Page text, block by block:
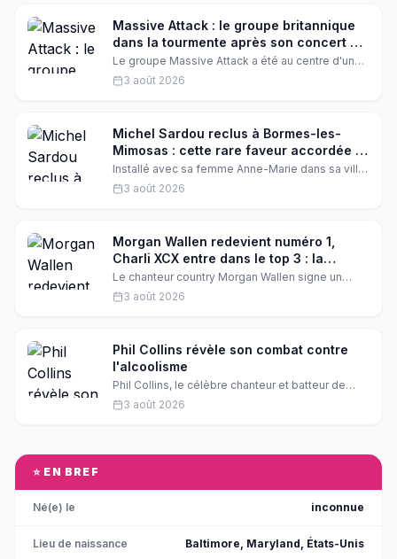
remplace. Une décision choc qui secoue la
scène indie rock.
Massive Attack : le groupe britannique
dans la tourmente après son concert à
Singapour
Le groupe Massive Attack a été au centre d'une
polémique après son concert à Singapour. Les
membres du groupe ont été détenus par la
3 août 2026
Michel Sardou reclus à Bormes-les-
Mimosas : cette rare faveur accordée à
une commerçante de la ville
Installé avec sa femme Anne-Marie dans sa villa
de Bormes-les-Mimosas, Michel Sardou s'est
montré plus accessible qu'on ne le pense. Le
locale, un privilège rare qui en dit long sur sa
nouvelle vie.
3 août 2026
Morgan Wallen redevient numéro 1,
Charli XCX entre dans le top 3 : la
bataille des charts fait rage
Le chanteur country Morgan Wallen signe un
retour triomphal en tête du Billboard 200 avec «
I'm the Problem », tandis que Charli XCX fait une
semaine explosive sur la scène musicale
américaine.
3 août 2026
Phil Collins révèle son combat contre
l'alcoolisme
Phil Collins, le célèbre chanteur et batteur de
Genesis, a récemment partagé son histoire de
lutte contre l'alcoolisme. Dans une interview, il a
Découvrez son témoignage poignant et son
3 août 2026
⭐ EN BREF
Né(e) le inconnue
Lieu de naissance Baltimore, Maryland, États-Unis